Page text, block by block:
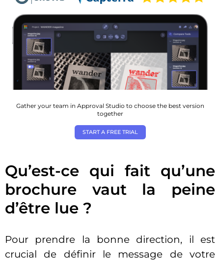
Gather your team in Approval Studio to choose the best version
together
START A FREE TRIAL
Qu’est-ce qui fait qu’une
brochure vaut la peine
d’être lue ?
Pour prendre la bonne direction, il est
crucial de définir le message de votre